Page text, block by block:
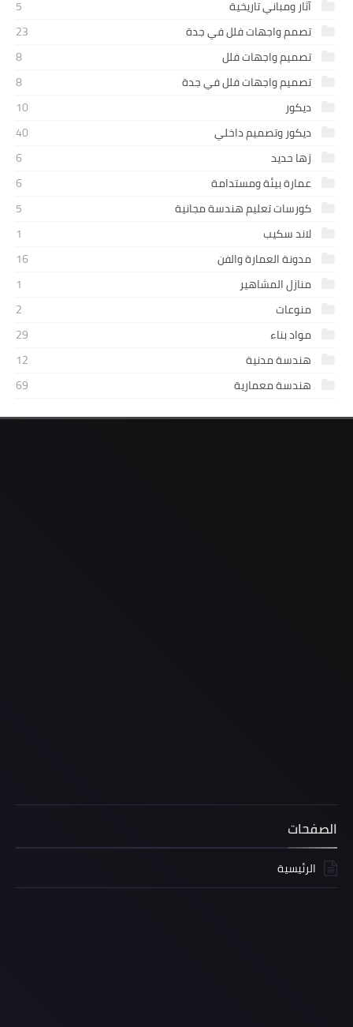
آثار ومباني تاريخية
5
تصمم واجهات فلل في جدة
23
تصميم واجهات فلل
8
تصميم واجهات فلل في جدة
8
ديكور
10
ديكور وتصميم داخلي
40
زها حديد
6
عمارة بيئة ومستدامة
6
كورسات تعليم هندسة مجانية
5
لاند سكيب
1
مدونة العمارة والفن
16
منازل المشاهير
1
منوعات
2
مواد بناء
29
هندسة مدنية
12
هندسة معمارية
69
الصفحات
الرئيسية